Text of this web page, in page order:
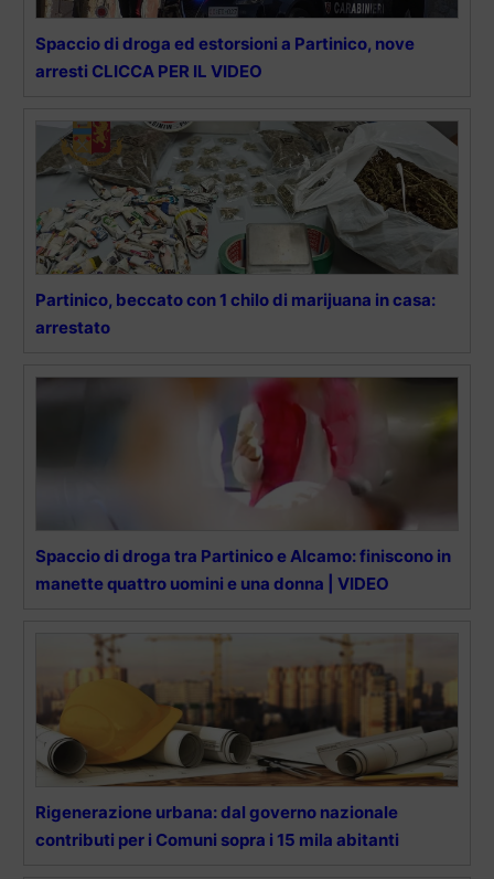
Spaccio di droga ed estorsioni a Partinico, nove
arresti CLICCA PER IL VIDEO
Partinico, beccato con 1 chilo di marijuana in casa:
arrestato
Spaccio di droga tra Partinico e Alcamo: finiscono in
manette quattro uomini e una donna | VIDEO
Rigenerazione urbana: dal governo nazionale
contributi per i Comuni sopra i 15 mila abitanti